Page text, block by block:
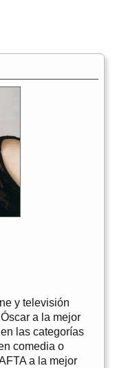
y televisión
a la mejor
las categorías
comedia o
a la mejor